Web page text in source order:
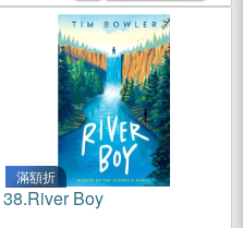
滿額折
38.River Boy